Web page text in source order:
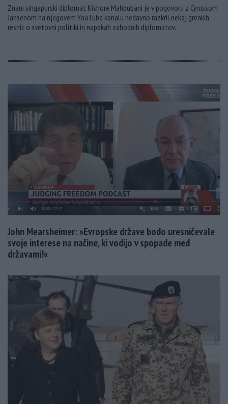
Znani singapurski diplomat Kishore Mahbubani je v pogovoru z Cyrussom
Jansenom na njegovem YouTube kanalu nedavno razkril nekaj grenkih
resnic o svetovni politiki in napakah zahodnih diplomatov.
John Mearsheimer: »Evropske države bodo uresničevale
svoje interese na načine, ki vodijo v spopade med
državami!«